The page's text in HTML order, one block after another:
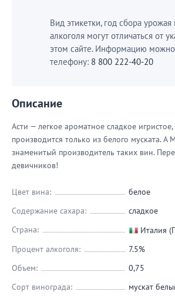
Вид этикетки, год сбора
алкоголя могут отличаться от
этом сайте. Информацию можно
телефону: 8 800 222-40-20
Описание
Асти — легкое ароматное сладкое
производится только из белого муската. А
знаменитый производитель таких вин.
девичников!
Цвет вина:
белое
Содержание сахара:
сладкое
Страна:
Италия
Процент алкоголя:
7.5%
Объем:
0,75
Сорт винограда:
мускат